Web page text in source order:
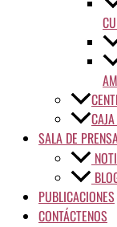
SALA DE
PUBLICACIONES
CONTÁCTENOS